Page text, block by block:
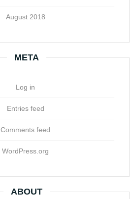
August 2018
META
Log in
Entries feed
Comments feed
WordPress.org
ABOUT